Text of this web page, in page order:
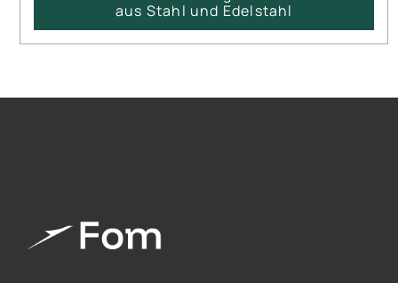
aus Stahl und Edelstahl